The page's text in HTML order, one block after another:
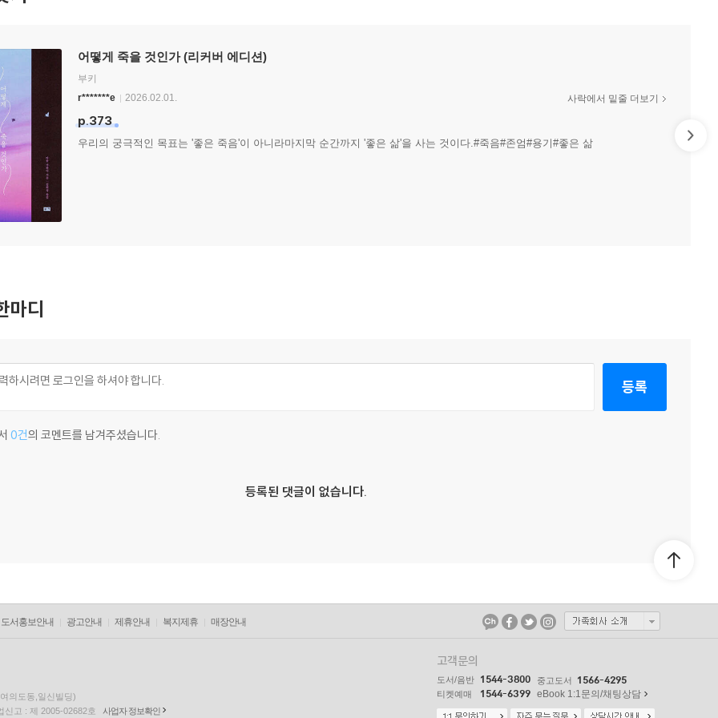
어떻게 죽을 것인가 (리커버 에디션)
부키
r*******e
2026.02.01.
p.373
우리의 궁극적인 목표는 '좋은 죽음'이 아니라마지막 순간까지 '좋은 삶'을 사는 것이다.#죽음#존엄#용기#좋은 삶
사락에서 밑줄 더보기
마디
등록
0건의 코멘트를 남겨주셨습니다.
등록된 댓글이 없습니다.
도서홍보안내 광고안내 제휴안내 복지제휴 매장안내
의도동,일신빌딩)
고 : 제 2005-02682호
사업자 정보확인
고객문의
도서/음반 1544-3800 중고도서 1566-4295
티켓예매 1544-6399 eBook 1:1문의/채팅상담